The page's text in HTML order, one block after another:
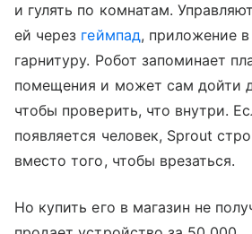
и гулять по комнатам. Управляют
ей через геймпад, приложение
гарнитуру. Робот запоминает
помещения и может сам дойти
чтобы проверить, что внутри.
появляется человек, Sprout
вместо того, чтобы врезаться.
Но купить его в магазин не